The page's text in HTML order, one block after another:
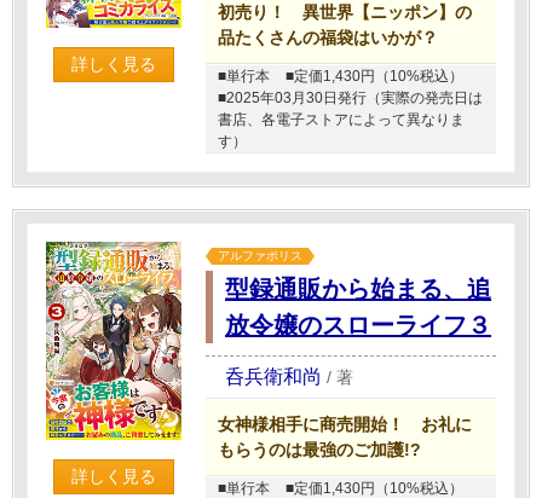
詳しく見る
初売り！ 異世界【ニッポン】の
品たくさんの福袋はいかが？
■単行本
■定価1,430円（10%税込）
■2025年03月30日発行（実際の発売日は
書店、各電子ストアによって異なりま
す）
詳しく見る
アルファポリス
型録通販から始まる、追
放令嬢のスローライフ３
呑兵衛和尚 / 著
女神様相手に商売開始！ お礼に
もらうのは最強のご加護!?
■単行本
■定価1,430円（10%税込）